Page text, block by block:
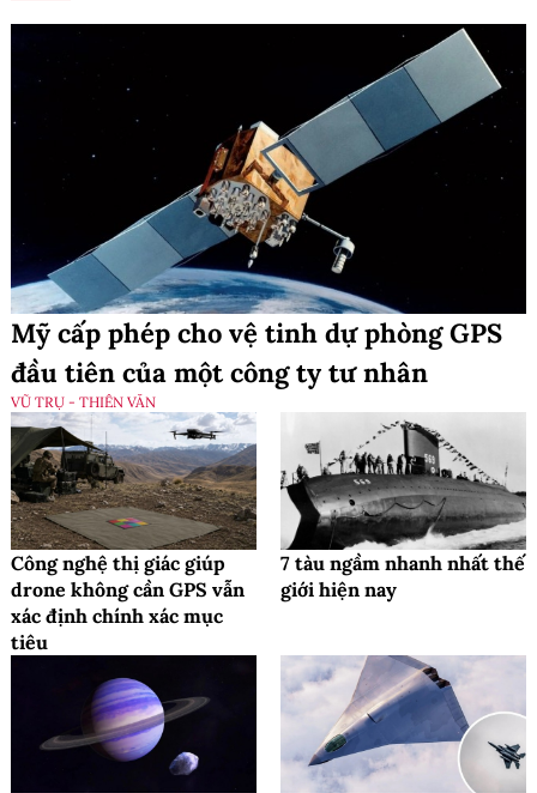
Mỹ cấp phép cho vệ tinh dự phòng GPS
đầu tiên của một công ty tư nhân
VŨ TRỤ - THIÊN VĂN
Công nghệ thị giác giúp
drone không cần GPS vẫn
xác định chính xác mục
tiêu
7 tàu ngầm nhanh nhất thế
giới hiện nay